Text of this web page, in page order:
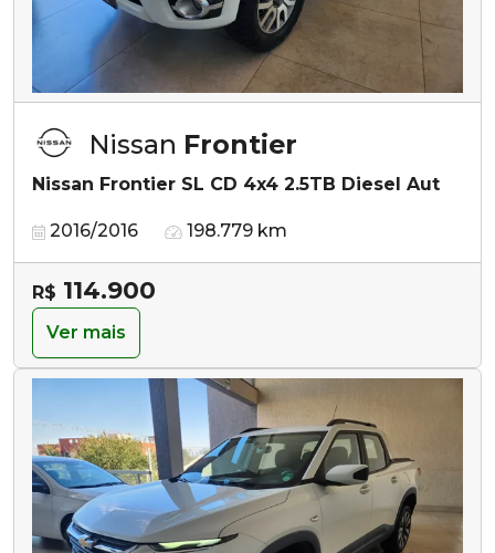
Nissan Frontier
Nissan Frontier SL CD 4x4 2.5TB Diesel Aut
2016/2016 198.779 km
R$ 114.900
Ver mais